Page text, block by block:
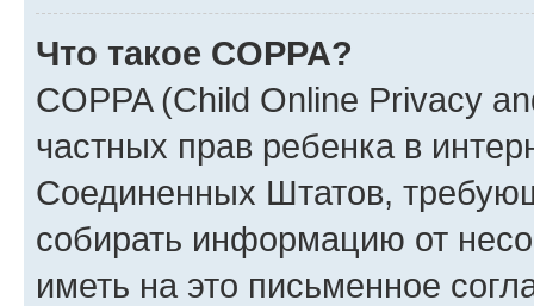
Что такое COPPA?
COPPA (Child Online Privacy
частных прав ребенка в
Соединенных Штатов,
собирать информацию от
иметь на это письменное